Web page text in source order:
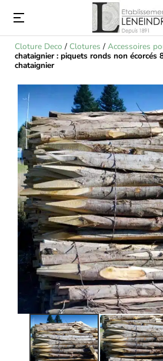
Cloture Deco / Clotures / Accessoires
chataignier : piquets ronds non écorcés
chataignier